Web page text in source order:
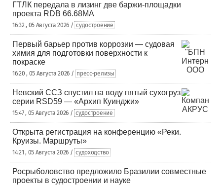
ГТЛК передала в лизинг две баржи-площадки
проекта RDB 66.68МА
16:32 , 05 Августа 2026 / судостроение
Первый барьер против коррозии — судовая
химия для подготовки поверхности к
покраске
16:20 , 05 Августа 2026 / пресс-релизы
Невский ССЗ спустил на воду пятый сухогруз
серии RSD59 — «Архип Куинджи»
15:47 , 05 Августа 2026 / судостроение
Открыта регистрация на конференцию «Реки.
Круизы. Маршруты»
14:21 , 05 Августа 2026 / судоходство
Росрыболовство предложило Бразилии совместные
проекты в судостроении и науке